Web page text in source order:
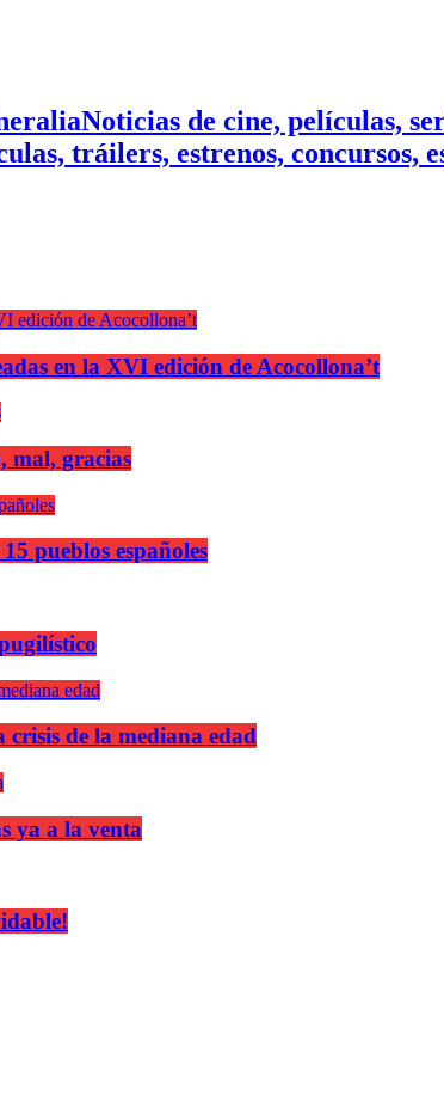
Noticias de cine, películas,
tráilers, estrenos, concursos,
en la XVI edición de Acocollona’t
mal, gracias
pueblos españoles
crisis de la mediana edad
ya a la venta